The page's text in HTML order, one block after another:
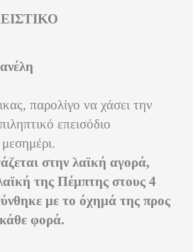
παρολίγο να χάσει την
επεισόδιο
στην λαϊκή αγορά,
της Πέμπτης στους 4
με το όχημά της προς
φορά.